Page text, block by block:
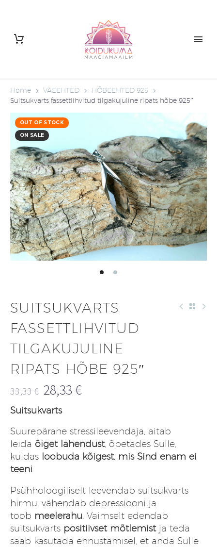
Home VÄEEHTED
HÕBEEHTED 925
Suitsukvarts fassettlihvitud tilgakujuline ripats hõbe 925″
OUT OF STOCK
ON SALE
SUITSUKVARTS
FASSETTLIHVITUD
TILGAKUJULINE
RIPATS HÕBE 925″
33,33€
Algne
hind
oli:
33,33 €.
28,33 €
Praegune
hind
on:
28,33 €.
Suitsukvarts
Suurepärane stressileevendaja, aitab
leida õiget lahendust, õpetades Sulle,
kuidas loobuda kõigest, mis Sind enam ei
teeni
Psühholoogiliselt leevendab suitsukvarts
hirmu, vähendab depressiooni ja
toob meelerahu . Vaimselt edendab
suitsukvarts positiivset mõtlemistja teda
saab kasutada ennustamisel, et anda Sulle